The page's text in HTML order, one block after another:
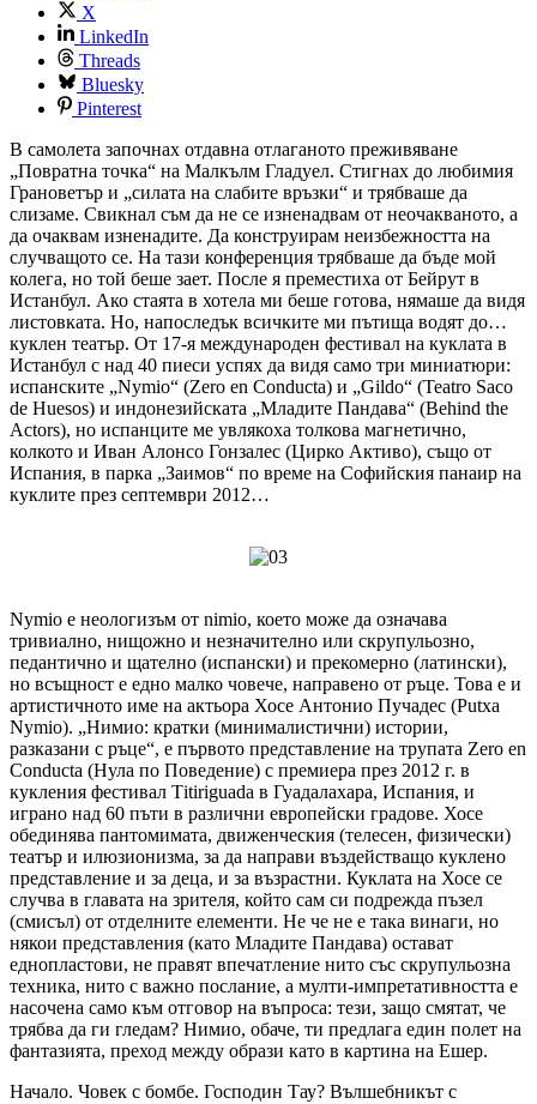
X
LinkedIn
Threads
Bluesky
Pinterest
В самолета започнах отдавна отлаганото преживяване
„Повратна точка“ на Малкълм Гладуел. Стигнах до любимия
Грановетър и „силата на слабите връзки“ и трябваше да
слизаме. Свикнал съм да не се изненадвам от неочакваното, а
да очаквам изненадите. Да конструирам неизбежността на
случващото се. На тази конференция трябваше да бъде мой
колега, но той беше зает. После я преместиха от Бейрут в
Истанбул. Ако стаята в хотела ми беше готова, нямаше да видя
листовката. Но, напоследък всичките ми пътища водят до…
куклен театър. От 17-я международен фестивал на куклата в
Истанбул с над 40 пиеси успях да видя само три миниатюри:
испанските „Nymio“ (Zero en Conducta) и „Gildo“ (Teatro Saco
de Huesos) и индонезийската „Младите Пандава“ (Behind the
Actors), но испанците ме увлякоха толкова магнетично,
колкото и Иван Алонсо Гонзалес (Цирко Aктиво), също от
Испания, в парка „Заимов“ по време на Софийския панаир на
куклите през септември 2012…
Nymio е неологизъм от nimio, което може да означава
тривиално, нищожно и незначително или скрупульозно,
педантично и щателно (испански) и прекомерно (латински),
но всъщност е едно малко човече, направено от ръце. Това е и
артистичното име на актьора Хосе Антонио Пучадес (Putxa
Nymio). „Нимио: кратки (минималистични) истории,
разказани с ръце“, е първото представление на трупата Zero en
Conducta (Нула по Поведение) с премиера през 2012 г. в
кукления фестивал Тitiriguada в Гуадалахара, Испания, и
играно над 60 пъти в различни европейски градове. Хосе
обединява пантомимата, движенческия (телесен, физически)
театър и илюзионизма, за да направи въздействащо куклено
представление и за деца, и за възрастни. Куклата на Хосе се
случва в главата на зрителя, който сам си подрежда пъзел
(смисъл) от отделните елементи. Не че не е така винаги, но
някои представления (като Младите Пандава) остават
еднопластови, не правят впечатление нито със скрупульозна
техника, нито с важно послание, а мулти-импретативността е
насочена само към отговор на въпроса: тези, защо смятат, че
трябва да ги гледам? Нимио, обаче, ти предлага един полет на
фантазията, преход между образи като в картина на Ешер.
Начало. Човек с бомбе. Господин Тау? Вълшебникът с